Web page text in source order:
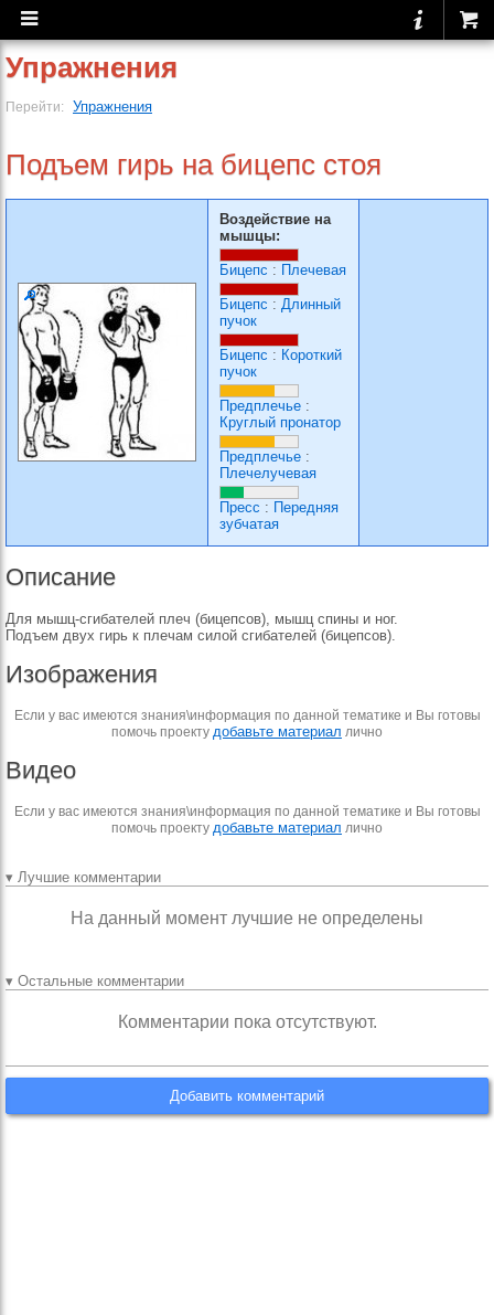
Упражнения
Перейти: Упражнения
Подъем гирь на бицепс стоя
Воздействие на
мышцы:
Бицепс : Плечевая
Бицепс : Длинный
пучок
Бицепс : Короткий
пучок
Предплечье :
Круглый пронатор
Предплечье :
Плечелучевая
Пресс : Передняя
зубчатая
Описание
Для мышц-сгибателей плеч (бицепсов), мышц спины и ног.
Подъем двух гирь к плечам силой сгибателей (бицепсов).
Изображения
Если у вас имеются знания\информация по данной тематике и Вы готовы
помочь проекту добавьте материал лично
Видео
Если у вас имеются знания\информация по данной тематике и Вы готовы
помочь проекту добавьте материал лично
▾ Лучшие комментарии
На данный момент лучшие не определены
▾ Остальные комментарии
Комментарии пока отсутствуют.
Добавить комментарий